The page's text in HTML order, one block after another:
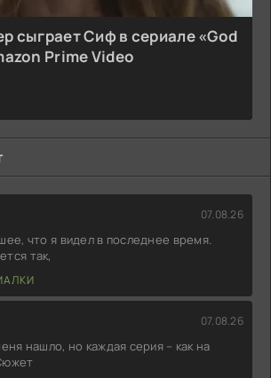
сыграет Сиф в сериале «God
Prime Video
07.08.26
что я видел в последнее время.
так,
07.08.26
нашло, но каждая серия – как на